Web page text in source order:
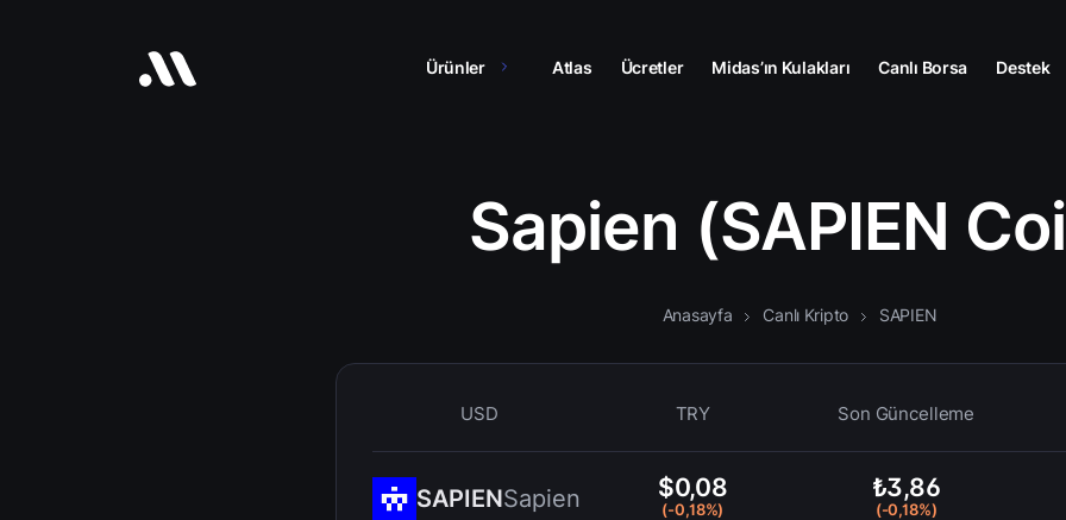
Ürünler Atlas Ücretler Midas’ın Kulakları Canlı Borsa Destek
Sapien (SAPIEN
Anasayfa Canlı Kripto SAPIEN
USD TRY Son Güncelleme
SAPIENSapien $0,08
(-0,18%)
₺3,86
(-0,18%)